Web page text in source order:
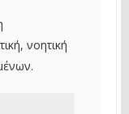
νοητική